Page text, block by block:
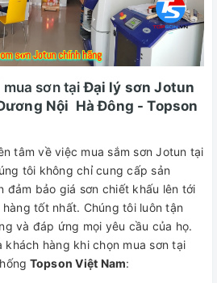
mua sơn tạiĐại lý sơn Jotun
Nội Hà Đông - Topson
tâm về việc mua sắm sơn Jotun tại
tôi không chỉ cung cấp sản
đảm bảo giá sơn chiết khấu lên tới
tốt nhất. Chúng tôi luôn tận
và đáp ứng mọi yêu cầu của họ.
khách hàng khi chọn mua sơn tại
Topson Việt Nam: